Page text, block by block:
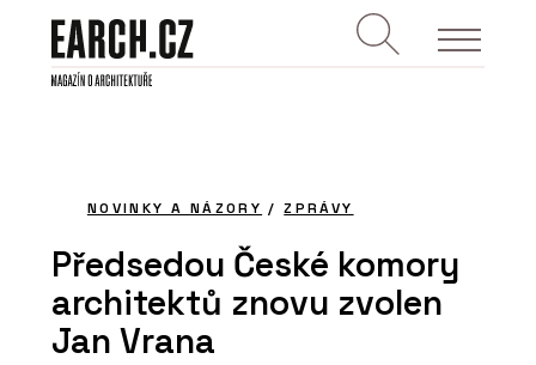
NOVINKY A NÁZORY /ZPRÁVY
Předsedou České komory
architektů znovu zvolen
Jan Vrana